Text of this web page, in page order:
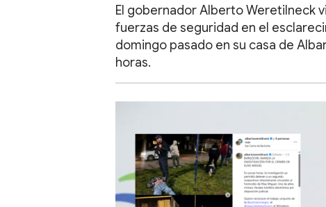
El gobernador Alberto Weretilneck
fuerzas de seguridad en el
domingo pasado en su casa de
horas.